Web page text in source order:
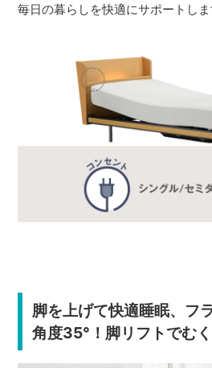
毎日の暮らしを快適にサポートしま
脚を上げて快適睡眠、フ
角度35°！脚リフトでむ